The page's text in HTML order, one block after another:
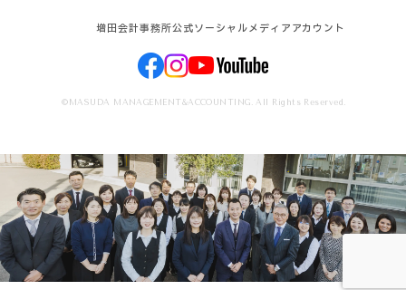
増田会計事務所公式ソーシャルメディアアカウント
©MASUDA MANAGEMENT&ACCOUNTING. All Rights Reserved.